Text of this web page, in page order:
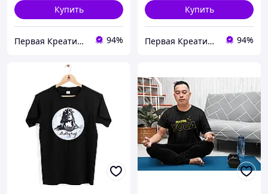
Купить
Первая Креативная Мануфактура PERFECTUS - Производство одежды и декора с 3D принтами на заказ 94%
Купить
Первая Креативная Мануфактура PERFECTUS - Производство одежды и декора с 3D принтами на заказ 94%